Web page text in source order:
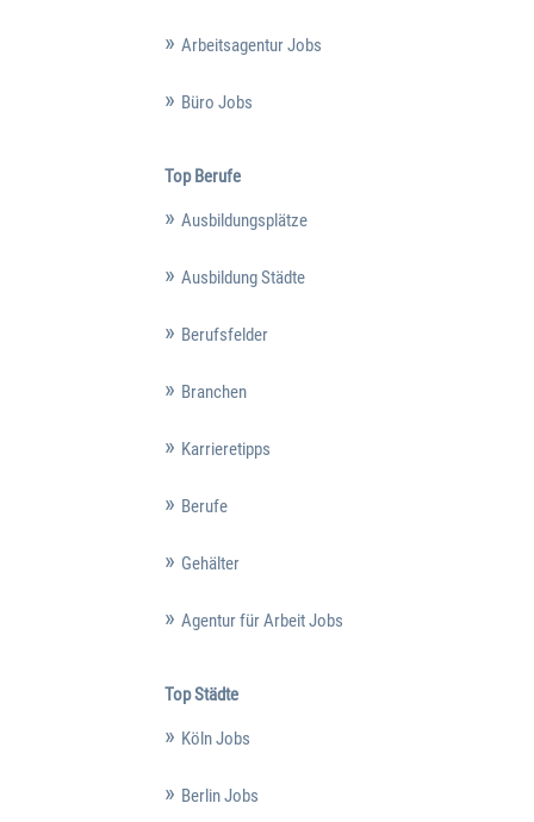
Arbeitsagentur Jobs
Büro Jobs
Top Berufe
Ausbildungsplätze
Ausbildung Städte
Berufsfelder
Branchen
Karrieretipps
Berufe
Gehälter
Agentur für Arbeit Jobs
Top Städte
Köln Jobs
Berlin Jobs